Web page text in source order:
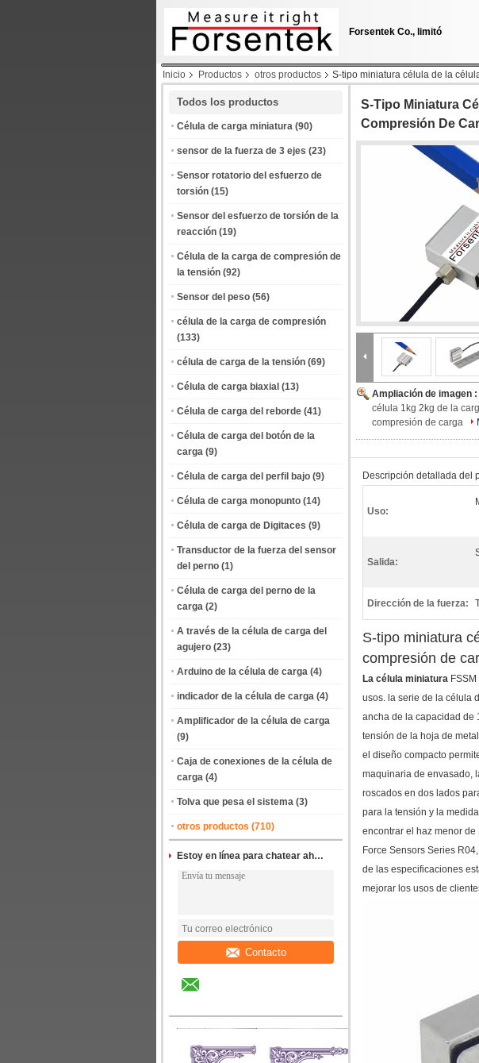
Forsentek Co., limitó
Inicio Productos otros productos S-tipo miniatura célula de la
Todos los productos
Célula de carga miniatura (90)
sensor de la fuerza de 3 ejes (23)
Sensor rotatorio del esfuerzo de
torsión (15)
Sensor del esfuerzo de torsión de la
reacción (19)
Célula de la carga de compresión de
la tensión (92)
Sensor del peso (56)
célula de la carga de compresión
(133)
célula de carga de la tensión (69)
Célula de carga biaxial (13)
Célula de carga del reborde (41)
Célula de carga del botón de la
carga (9)
Célula de carga del perfil bajo (9)
Célula de carga monopunto (14)
Célula de carga de Digitaces (9)
Transductor de la fuerza del sensor
del perno (1)
Célula de carga del perno de la
carga (2)
A través de la célula de carga del
agujero (23)
Arduino de la célula de carga (4)
indicador de la célula de carga (4)
Amplificador de la célula de carga
(9)
Caja de conexiones de la célula de
carga (4)
Tolva que pesa el sistema (3)
otros productos (710)
Estoy en línea para chatear ahora
Contacto
S-Tipo Miniatura
Compresión De
Ampliación de imagen :
célula 1kg 2kg de la
compresión de carga
Descripción detallada del
Uso:
Salida:
Dirección de la fuerza:
S-tipo miniatura
compresión de
La célula miniatura FSSM
usos. la serie de la célula
ancha de la capacidad de
tensión de la hoja de
el diseño compacto
maquinaria de envasado,
roscados en dos lados
para la tensión y la
encontrar el haz menor
Force Sensors Series
de las especificaciones
mejorar los usos de